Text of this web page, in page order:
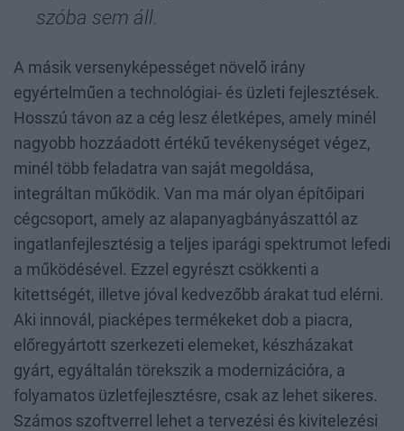
szóba sem áll.
A másik versenyképességet növelő irány
egyértelműen a technológiai- és üzleti fejlesztések.
Hosszú távon az a cég lesz életképes, amely minél
nagyobb hozzáadott értékű tevékenységet végez,
minél több feladatra van saját megoldása,
integráltan működik. Van ma már olyan építőipari
cégcsoport, amely az alapanyagbányászattól az
ingatlanfejlesztésig a teljes iparági spektrumot lefedi
a működésével. Ezzel egyrészt csökkenti a
kitettségét, illetve jóval kedvezőbb árakat tud elérni.
Aki innovál, piacképes termékeket dob a piacra,
előregyártott szerkezeti elemeket, készházakat
gyárt, egyáltalán törekszik a modernizációra, a
folyamatos üzletfejlesztésre, csak az lehet sikeres.
Számos szoftverrel lehet a tervezési és kivitelezési